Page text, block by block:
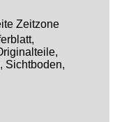
Zeitzone
Sichtboden,